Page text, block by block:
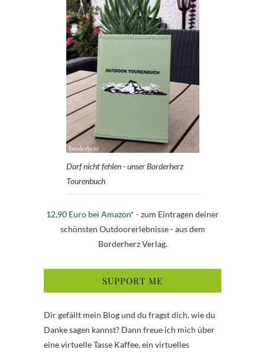
Darf nicht fehlen - unser Borderherz
Tourenbuch
12,90 Euro bei Amazon* - zum Eintragen deiner
schönsten Outdoorerlebnisse - aus dem
Borderherz Verlag.
SUPPORT ME
Dir gefällt mein Blog und du fragst dich, wie du
Danke sagen kannst? Dann freue ich mich über
eine virtuelle Tasse Kaffee, ein virtuelles